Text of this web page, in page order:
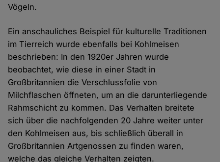
Vögeln.
Ein anschauliches Beispiel für kulturelle Traditionen
im Tierreich wurde ebenfalls bei Kohlmeisen
beschrieben: In den 1920er Jahren wurde
beobachtet, wie diese in einer Stadt in
Großbritannien die Verschlussfolie von
Milchflaschen öffneten, um an die darunterliegende
Rahmschicht zu kommen. Das Verhalten breitete
sich über die nachfolgenden 20 Jahre weiter unter
den Kohlmeisen aus, bis schließlich überall in
Großbritannien Artgenossen zu finden waren,
welche das gleiche Verhalten zeigten.